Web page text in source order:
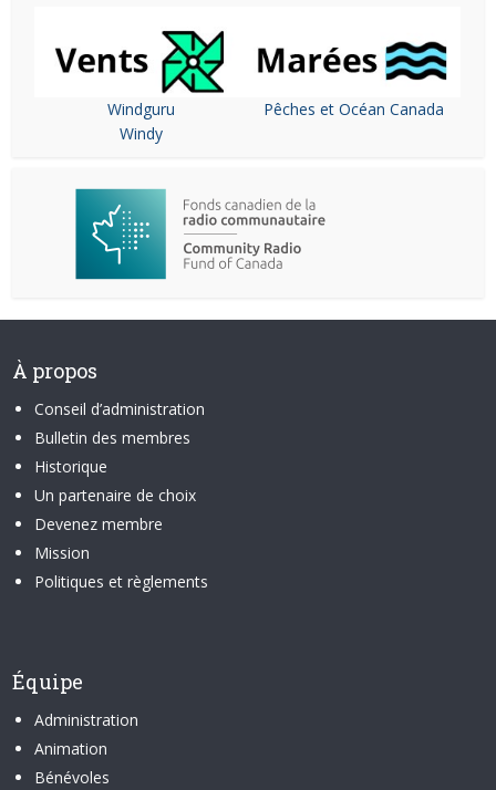
Windguru
Windy
Pêches et Océan Canada
À propos
Conseil d’administration
Bulletin des membres
Historique
Un partenaire de choix
Devenez membre
Mission
Politiques et règlements
Équipe
Administration
Animation
Bénévoles